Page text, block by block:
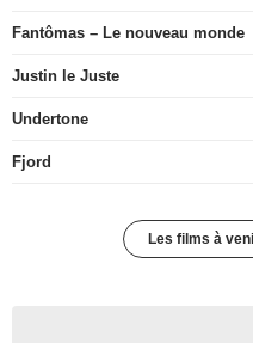
Fantômas – Le nouveau monde
Justin le Juste
Undertone
Fjord
Les films à